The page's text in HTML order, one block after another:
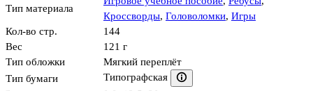
Тип материала
Кроссворды, Головоломки, Игры
Кол-во стр.
144
Вес
121 г
Тип обложки
Мягкий переплёт
Тип бумаги
Типографская